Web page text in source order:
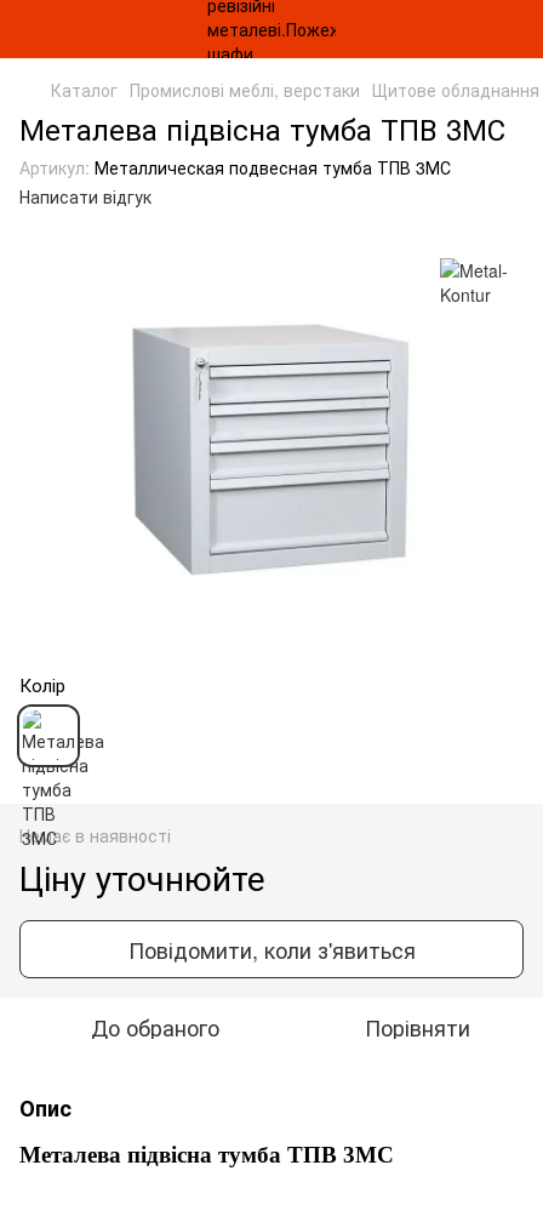
Каталог Промислові меблі, верстаки Щитове обладнання
Металева підвісна тумба ТПВ 3МС
Артикул: Металлическая подвесная тумба ТПВ 3МС
Написати відгук
Колір
Немає в наявності
Ціну уточнюйте
Повідомити, коли з'явиться
До обраного Порівняти
Опис
Металева підвісна тумба ТПВ 3МС